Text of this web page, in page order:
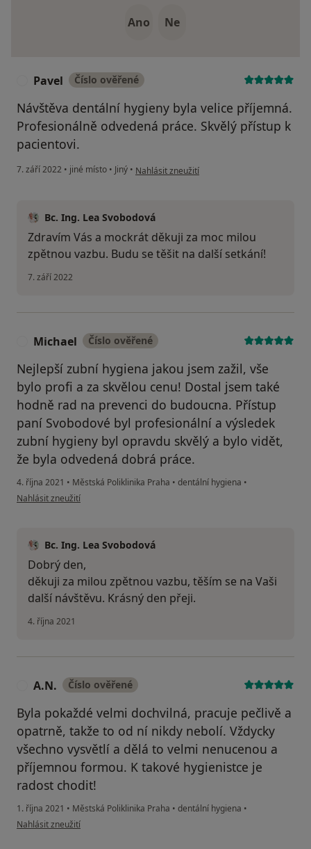
Ano Ne
Pavel Číslo ověřené
Návštěva dentální hygieny byla velice příjemná.
Profesionálně odvedená práce. Skvělý přístup k
pacientovi.
7. září 2022 • jiné místo • Jiný • podle názoru uživatele Pavel
Nahlásit zneužití
Bc. Ing. Lea Svobodová
Zdravím Vás a mockrát děkuji za moc milou
zpětnou vazbu. Budu se těšit na další setkání!
7. září 2022
Michael Číslo ověřené
Nejlepší zubní hygiena jakou jsem zažil, vše
bylo profi a za skvělou cenu! Dostal jsem také
hodně rad na prevenci do budoucna. Přístup
paní Svobodové byl profesionální a výsledek
zubní hygieny byl opravdu skvělý a bylo vidět,
že byla odvedená dobrá práce.
4. října 2021 • Městská Poliklinika Praha • dentální hygiena •
podle názoru uživatele Michael
Nahlásit zneužití
Bc. Ing. Lea Svobodová
Dobrý den,
děkuji za milou zpětnou vazbu, těším se na Vaši
další návštěvu. Krásný den přeji.
4. října 2021
A.N. Číslo ověřené
Byla pokaždé velmi dochvilná, pracuje pečlivě a
opatrně, takže to od ní nikdy nebolí. Vždycky
všechno vysvětlí a dělá to velmi nenucenou a
příjemnou formou. K takové hygienistce je
radost chodit!
1. října 2021 • Městská Poliklinika Praha • dentální hygiena •
podle názoru uživatele A.N.
Nahlásit zneužití